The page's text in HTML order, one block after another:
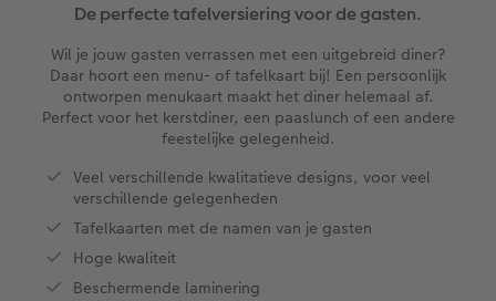
XXL Liggend
Compact Liggend
Compact Vierkant
Kids
Papiersoorten
Kaftsoorten
Mini retro prints
Square prints
Fine art prints
Mini prints
Foto in lijst
Premium poster
Foto op forex
Foto op hout
Foto op hexxas
Meerluik
Alle extra's
Papiersoorten
Fineline wandkalender
Om op te schrijven
Met designs
Making Memories Wandkalenders
Alle extra's
Textiel
Fotomagneten
Dierencadeaus
Telefoonhoesjes
Fotogeschenkboxen
Art prints
Trouwkaarten
Babykaarten
Verjaardagskaarten
Communiekaarten
Alle thema's
Met reliëfopdruk
De perfecte tafelversiering voor de gasten.
Wil je jouw gasten verrassen met een uitgebreid diner?
Daar hoort een menu- of tafelkaart bij! Een persoonlijk
ontworpen menukaart maakt het diner helemaal af.
Perfect voor het kerstdiner, een paaslunch of een andere
feestelijke gelegenheid.
Veel verschillende kwalitatieve designs, voor veel
verschillende gelegenheden
Tafelkaarten met de namen van je gasten
Hoge kwaliteit
Beschermende laminering